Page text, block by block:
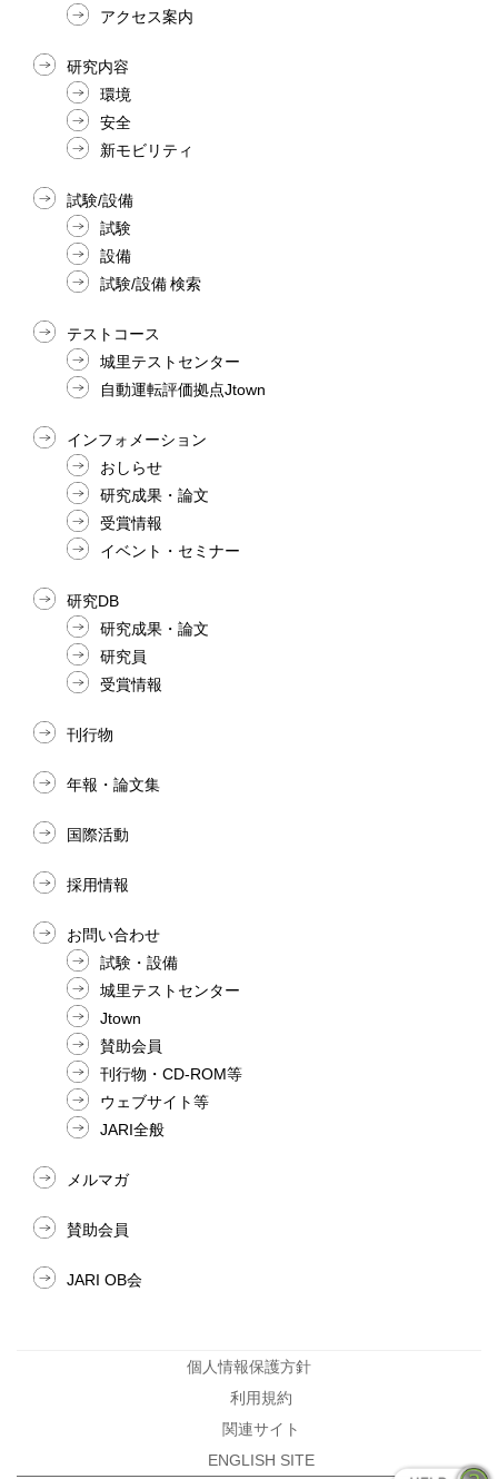
アクセス案内
研究内容
環境
安全
新モビリティ
試験/設備
試験
設備
試験/設備 検索
テストコース
城里テストセンター
自動運転評価拠点Jtown
インフォメーション
おしらせ
研究成果・論文
受賞情報
イベント・セミナー
研究DB
研究成果・論文
研究員
受賞情報
刊行物
年報・論文集
国際活動
採用情報
お問い合わせ
試験・設備
城里テストセンター
Jtown
賛助会員
刊行物・CD-ROM等
ウェブサイト等
JARI全般
メルマガ
賛助会員
JARI OB会
個人情報保護方針
利用規約
関連サイト
ENGLISH SITE